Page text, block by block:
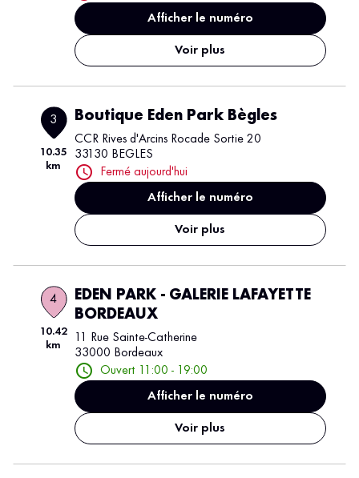
Afficher le numéro
Voir plus
3
10.35
km
Boutique Eden Park Bègles
CCR Rives d'Arcins Rocade Sortie 20
33130 BEGLES
Fermé aujourd'hui
Afficher le numéro
Voir plus
4
10.42
km
EDEN PARK - GALERIE LAFAYETTE
BORDEAUX
11 Rue Sainte-Catherine
33000 Bordeaux
Ouvert 11:00 - 19:00
Afficher le numéro
Voir plus